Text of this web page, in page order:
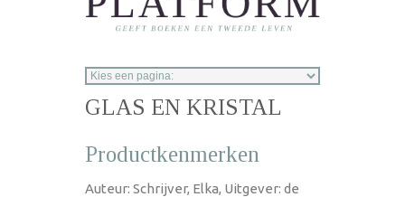
GLAS EN KRISTAL
Productkenmerken
Auteur: Schrijver, Elka, Uitgever: de